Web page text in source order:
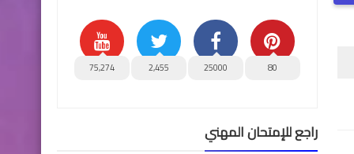
80
25000
2,455
75,274
راجع للإمتحان المهني